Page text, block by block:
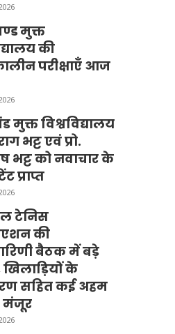
मुक्त
की
परीक्षाएँ आज
मुक्त विश्वविद्यालय
भट्ट एवं प्रो.
भट्ट को नवाचार के
प्राप्त
टेनिस
की
बैठक में बड़े
के
सहित कई अहम
मंजूर